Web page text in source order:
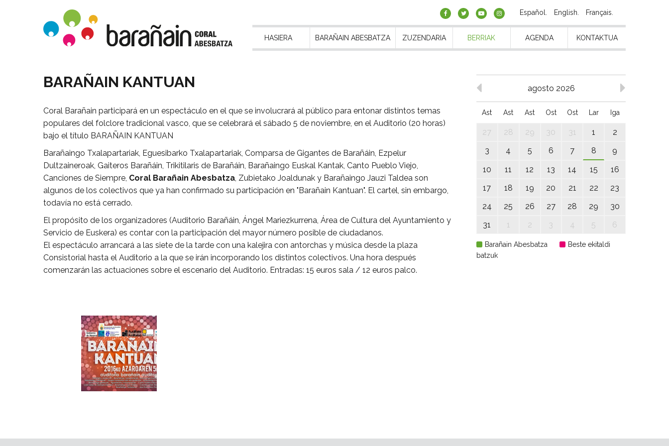
Español English Français
HASIERA BARAÑAIN ABESBATZA ZUZENDARIA BERRIAK AGENDA KONTAKTUA
BARAÑAIN KANTUAN
Coral Barañain participará en un espectáculo en el que se involucrará al público para entonar distintos temas
populares del folclore tradicional vasco, que se celebrará el sábado 5 de noviembre, en el Auditorio (20 horas)
bajo el título BARAÑAIN KANTUAN
Barañaingo Txalapartariak, Eguesibarko Txalapartariak, Comparsa de Gigantes de Barañáin, Ezpelur
Dultzaineroak, Gaiteros Barañáin, Trikitilaris de Barañáin, Barañaingo Euskal Kantak, Canto Pueblo Viejo,
Canciones de Siempre, Coral Barañain Abesbatza, Zubietako Joaldunak y Barañaingo Jauzi Taldea son
algunos de los colectivos que ya han confirmado su participación en "Barañain Kantuan". El cartel, sin embargo,
todavía no está cerrado.
El propósito de los organizadores (Auditorio Barañáin, Ángel Mariezkurrena, Área de Cultura del Ayuntamiento y
Servicio de Euskera) es contar con la participación del mayor número posible de ciudadanos.
El espectáculo arrancará a las siete de la tarde con una kalejira con antorchas y música desde la plaza
Consistorial hasta el Auditorio a la que se irán incorporando los distintos colectivos. Una hora después
comenzarán las actuaciones sobre el escenario del Auditorio. Entradas: 15 euros sala / 12 euros palco.
agosto 2026
Ast Ast Ast Ost Ost Lar Iga
27 28 29 30 31 1
2
3
4 5 6 7 8
9
10
11 12 13 14 15
16
17
18 19 20 21 22
23
24
25 26 27 28 29
30
31
1 2 3 4 5 6
Barañain Abesbatza
Beste ekitaldi
batzuk